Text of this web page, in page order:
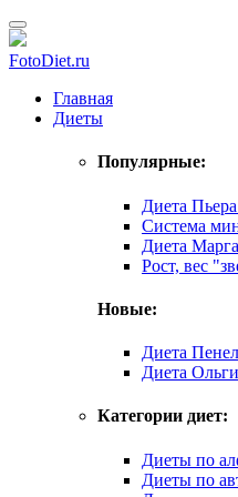
FotoDiet.ru
Главная
Диеты
Популярные:
Диета
Система
Диета
Рост, вес
Новые:
Диета
Диета
Категории диет:
Диеты по
Диеты по